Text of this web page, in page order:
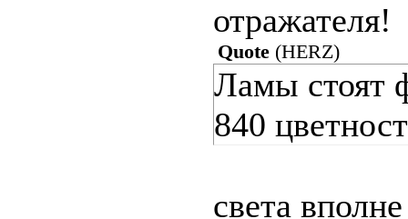
отражателя!
Quote(HERZ)
Ламы стоят
840
света